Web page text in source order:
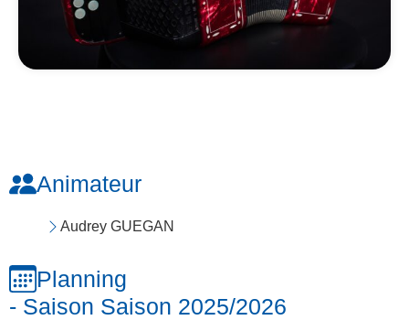
Animateur
Audrey GUEGAN
Planning
- Saison Saison 2025/2026